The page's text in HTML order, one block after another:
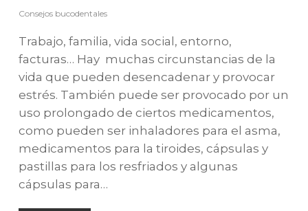
Consejos bucodentales
Trabajo, familia, vida social, entorno,
facturas… Hay muchas circunstancias de la
vida que pueden desencadenar y provocar
estrés. También puede ser provocado por un
uso prolongado de ciertos medicamentos,
como pueden ser inhaladores para el asma,
medicamentos para la tiroides, cápsulas y
pastillas para los resfriados y algunas
cápsulas para…